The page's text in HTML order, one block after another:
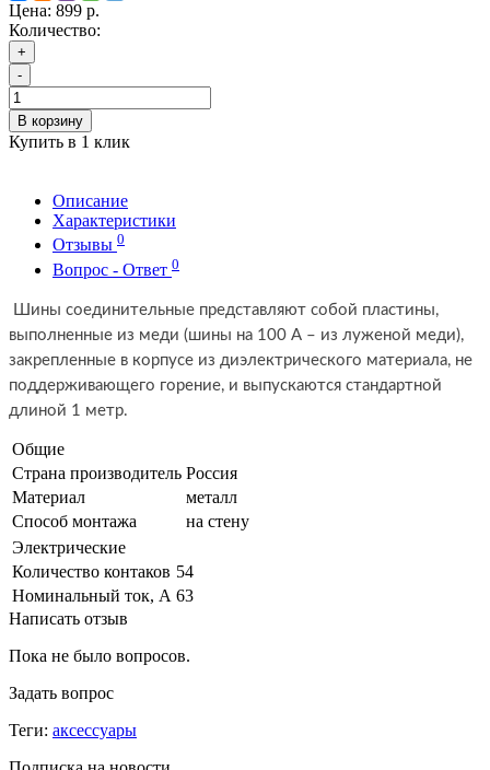
Цена: 899 р.
Количество:
+
-
В корзину
Купить в 1 клик
Описание
Характеристики
Отзывы 0
Вопрос - Ответ 0
Шины соединительные представляют собой пластины,
выполненные из меди (шины на 100 А – из луженой меди),
закрепленные в корпусе из диэлектрического материала, не
поддерживающего горение, и выпускаются стандартной
длиной 1 метр.
Общие
Страна производитель Россия
Материал
металл
Способ монтажа
на стену
Электрические
Количество контаков 54
Номинальный ток, А 63
Написать отзыв
Пока не было вопросов.
Задать вопрос
Теги: аксессуары